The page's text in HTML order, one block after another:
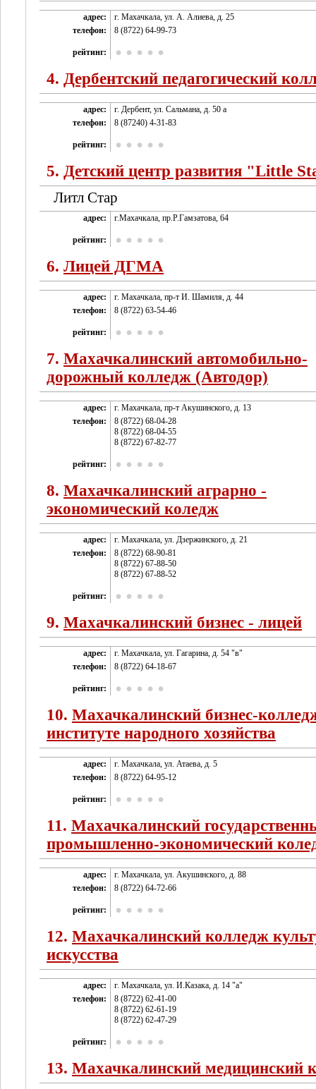
адрес:
г. Махачкала, ул. А. Алиева, д. 25
телефон:
8 (8722) 64-99-73
рейтинг:
4. Дербентский педагогический
адрес:
г. Дербент, ул. Сальмана, д. 50 а
телефон:
8 (87240) 4-31-83
рейтинг:
5. Детский центр развития "Little
Литл Стар
адрес: г.Махачкала, пр.Р.Гамзатова, 64
рейтинг:
6. Лицей ДГМА
адрес:
г. Махачкала, пр-т И. Шамиля, д. 44
телефон:
8 (8722) 63-54-46
рейтинг:
7. Махачкалинский автомобильно-
дорожный колледж (Автодор)
адрес:
г. Махачкала, пр-т Акушинского, д. 13
телефон:
8 (8722) 68-04-28
8 (8722) 68-04-55
8 (8722) 67-82-77
рейтинг:
8. Махачкалинский аграрно -
экономический коледж
адрес:
г. Махачкала, ул. Дзержинского, д. 21
телефон:
8 (8722) 68-90-81
8 (8722) 67-88-50
8 (8722) 67-88-52
рейтинг:
9. Махачкалинский бизнес - лицей
адрес:
г. Махачкала, ул. Гагарина, д. 54 "в"
телефон:
8 (8722) 64-18-67
рейтинг:
10. Махачкалинский бизнес-
институте народного хозяйства
адрес:
г. Махачкала, ул. Атаева, д. 5
телефон:
8 (8722) 64-95-12
рейтинг:
11. Махачкалинский
промышленно-экономический
адрес:
г. Махачкала, ул. Акушинского, д. 88
телефон:
8 (8722) 64-72-66
рейтинг:
12. Махачкалинский колледж
искусства
адрес:
г. Махачкала, ул. И.Казака, д. 14 "а"
телефон:
8 (8722) 62-41-00
8 (8722) 62-61-19
8 (8722) 62-47-29
рейтинг:
13. Махачкалинский медицинский